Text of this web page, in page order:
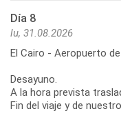
Día 8
lu, 31.08.2026
El Cairo - Aeropuerto
Desayuno.
A la hora prevista
Fin del viaje y de